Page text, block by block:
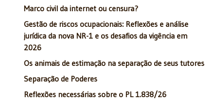
Marco civil da internet ou censura?
Gestão de riscos ocupacionais: Reflexões e análise
jurídica da nova NR-1 e os desafios da vigência em
2026
Os animais de estimação na separação de seus tutores
Separação de Poderes
Reflexões necessárias sobre o PL 1.838/26